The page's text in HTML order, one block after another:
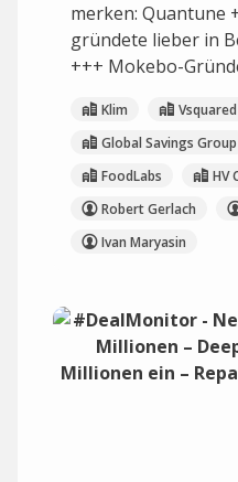
merken: Quantune
gründete lieber in
+++ Mokebo-
Klim
Global Savings Group
FoodLabs
HV
Robert Gerlach
Ivan Maryasin